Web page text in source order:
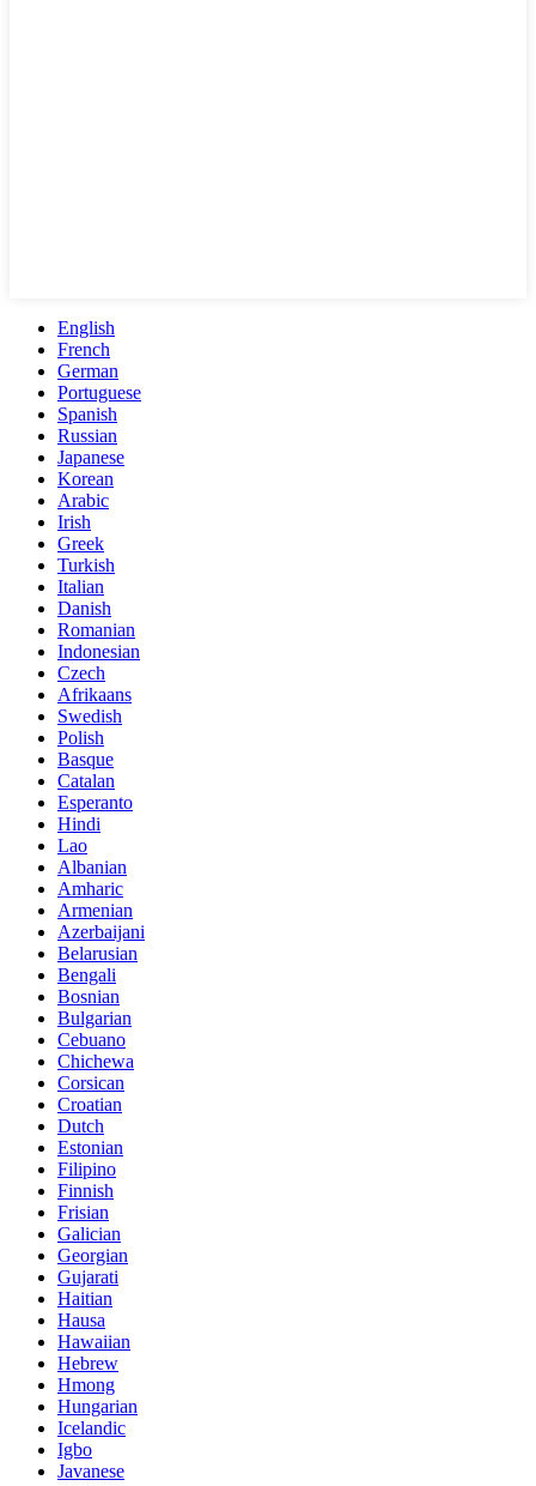
English
French
German
Portuguese
Spanish
Russian
Japanese
Korean
Arabic
Irish
Greek
Turkish
Italian
Danish
Romanian
Indonesian
Czech
Afrikaans
Swedish
Polish
Basque
Catalan
Esperanto
Hindi
Lao
Albanian
Amharic
Armenian
Azerbaijani
Belarusian
Bengali
Bosnian
Bulgarian
Cebuano
Chichewa
Corsican
Croatian
Dutch
Estonian
Filipino
Finnish
Frisian
Galician
Georgian
Gujarati
Haitian
Hausa
Hawaiian
Hebrew
Hmong
Hungarian
Icelandic
Igbo
Javanese